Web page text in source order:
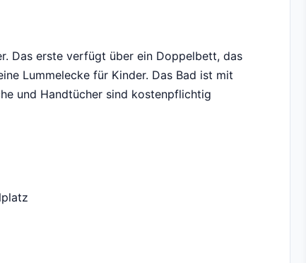
Das erste verfügt über ein Doppelbett, das
Lummelecke für Kinder. Das Bad ist mit
und Handtücher sind kostenpflichtig